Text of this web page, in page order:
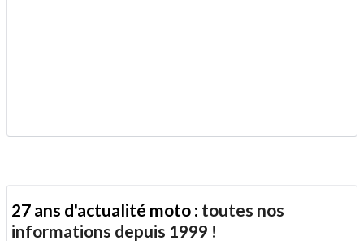
27 ans d'actualité moto : toutes nos
informations depuis 1999 !